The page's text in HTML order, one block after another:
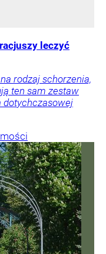
leczyć
rodzaj schorzenia,
ten sam zestaw
dotychczasowej